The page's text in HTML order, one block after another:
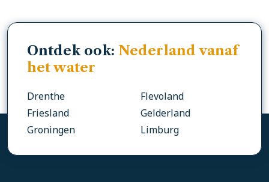
Ontdek ook: Nederland vanaf
het water
Drenthe
Flevoland
Friesland
Gelderland
Groningen
Limburg